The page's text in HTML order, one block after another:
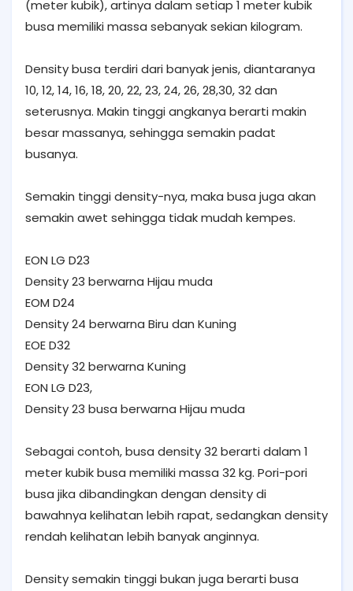
(meter kubik), artinya dalam setiap 1 meter kubik
busa memiliki massa sebanyak sekian kilogram.
Density busa terdiri dari banyak jenis, diantaranya
10, 12, 14, 16, 18, 20, 22, 23, 24, 26, 28,30, 32 dan
seterusnya. Makin tinggi angkanya berarti makin
besar massanya, sehingga semakin padat
busanya.
Semakin tinggi density-nya, maka busa juga akan
semakin awet sehingga tidak mudah kempes.
EON LG D23
Density 23 berwarna Hijau muda
EOM D24
Density 24 berwarna Biru dan Kuning
EOE D32
Density 32 berwarna Kuning
EON LG D23,
Density 23 busa berwarna Hijau muda
Sebagai contoh, busa density 32 berarti dalam 1
meter kubik busa memiliki massa 32 kg. Pori-pori
busa jika dibandingkan dengan density di
bawahnya kelihatan lebih rapat, sedangkan density
rendah kelihatan lebih banyak anginnya.
Density semakin tinggi bukan juga berarti busa